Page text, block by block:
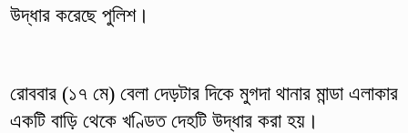
উদ্ধার করেছে পুলিশ।
রোববার (১৭ মে) বেলা দেড়টার দিকে মুগদা থানার মান্ডা এলাকার
একটি বাড়ি থেকে খণ্ডিত দেহটি উদ্ধার করা হয়।